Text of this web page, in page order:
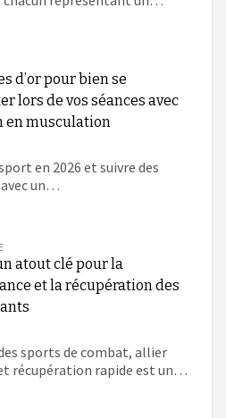
d’or pour bien se
lors de vos séances avec
en musculation
en 2026 et suivre des
un…
atout clé pour la
et la récupération des
sports de combat, allier
récupération rapide est un…